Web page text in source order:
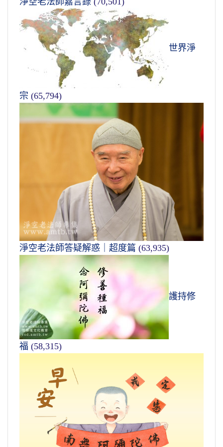
世界淨
宗 (65,794)
淨空老法師答疑解惑｜超度篇 (63,935)
護持修
福 (58,315)